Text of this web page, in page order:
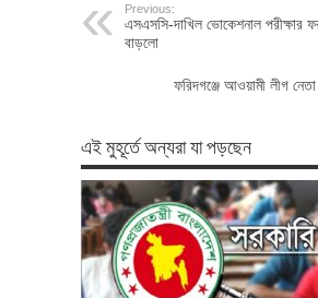
Previous:
এসএসসি-দাখিল ভোকেশনাল পরীক্ষার
বাড়লো
ফরিদগঞ্জে আওয়ামী লীগ
এই মুহূর্তে অন্যরা যা পড়ছেন